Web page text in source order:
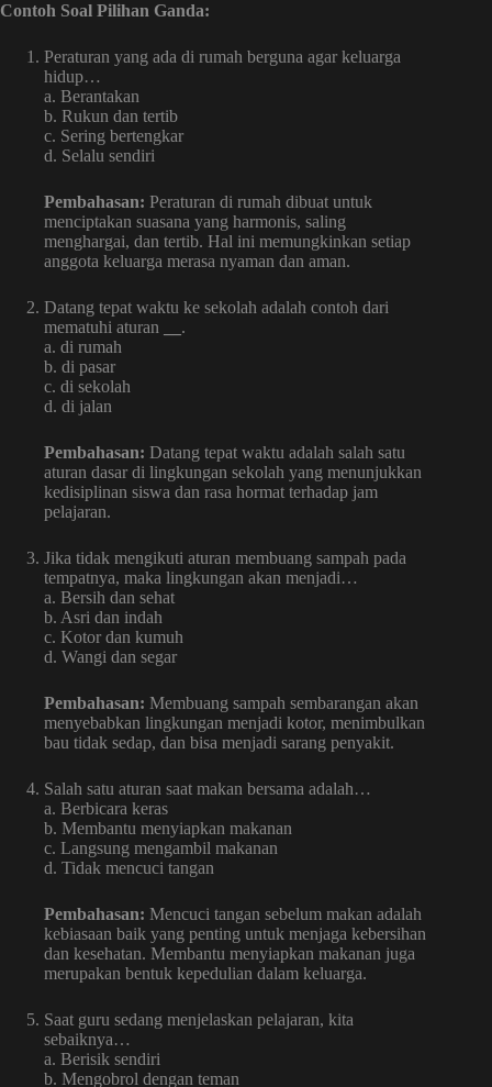
Contoh Soal Pilihan Ganda:
Peraturan yang ada di rumah berguna agar keluarga
hidup…
a. Berantakan
b. Rukun dan tertib
c. Sering bertengkar
d. Selalu sendiri
Pembahasan: Peraturan di rumah dibuat untuk
menciptakan suasana yang harmonis, saling
menghargai, dan tertib. Hal ini memungkinkan setiap
anggota keluarga merasa nyaman dan aman.
Datang tepat waktu ke sekolah adalah contoh dari
mematuhi aturan
.
a. di rumah
b. di pasar
c. di sekolah
d. di jalan
Pembahasan: Datang tepat waktu adalah salah satu
aturan dasar di lingkungan sekolah yang menunjukkan
kedisiplinan siswa dan rasa hormat terhadap jam
pelajaran.
Jika tidak mengikuti aturan membuang sampah pada
tempatnya, maka lingkungan akan menjadi…
a. Bersih dan sehat
b. Asri dan indah
c. Kotor dan kumuh
d. Wangi dan segar
Pembahasan: Membuang sampah sembarangan akan
menyebabkan lingkungan menjadi kotor, menimbulkan
bau tidak sedap, dan bisa menjadi sarang penyakit.
Salah satu aturan saat makan bersama adalah…
a. Berbicara keras
b. Membantu menyiapkan makanan
c. Langsung mengambil makanan
d. Tidak mencuci tangan
Pembahasan: Mencuci tangan sebelum makan adalah
kebiasaan baik yang penting untuk menjaga kebersihan
dan kesehatan. Membantu menyiapkan makanan juga
merupakan bentuk kepedulian dalam keluarga.
Saat guru sedang menjelaskan pelajaran, kita
sebaiknya…
a. Berisik sendiri
b. Mengobrol dengan teman